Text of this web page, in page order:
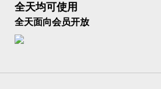
全天均可使用
全天面向会员开放